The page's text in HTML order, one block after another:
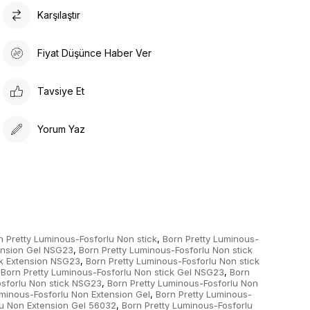
Törpü ile istenilen şekil verilir, rütüşler yapılır.
sürülür ve uv ışık ile kurutulur.
Karşılaştır
Fiyat Düşünce Haber Ver
Tavsiye Et
Yorum Yaz
Pretty Luminous-Fosforlu Non stick, Born Pretty Luminous-
Gel NSG23, Born Pretty Luminous-Fosforlu Non stick
Extension NSG23, Born Pretty Luminous-Fosforlu Non stick
Born Pretty Luminous-Fosforlu Non stick Gel NSG23, Born
Non stick NSG23, Born Pretty Luminous-Fosforlu Non
Fosforlu Non Extension Gel, Born Pretty Luminous-
Non Extension Gel 56032, Born Pretty Luminous-Fosforlu